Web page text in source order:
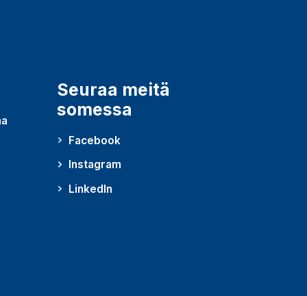
Seuraa meitä
somessa
Facebook
Instagram
LinkedIn